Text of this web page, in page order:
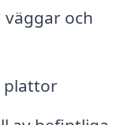
och
plattor